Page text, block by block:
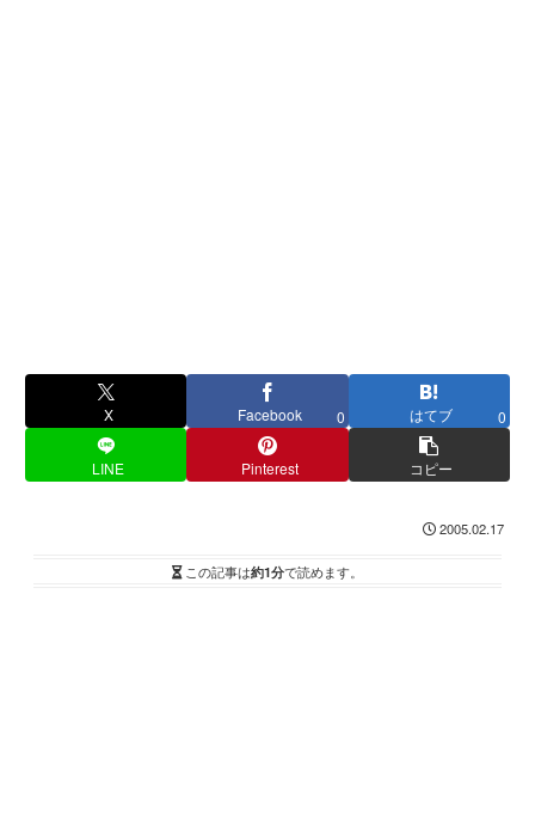
X Facebook 0 はてブ 0
LINE Pinterest コピー
2005.02.17
この記事は約1分で読めます。